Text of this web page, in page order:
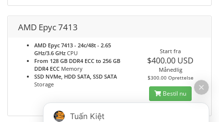
AMD Epyc 7413
AMD Epyc 7413 - 24c/48t - 2.65
GHz/3.6 GHz CPU
From 128 GB DDR4 ECC to 256 GB
DDR4 ECC Memory
SSD NVMe, HDD SATA, SSD SATA
Storage
Start fra
$400.00 USD
Månedlig
$300.00 Oprettelse
Bestil nu
Tuấn Kiệt